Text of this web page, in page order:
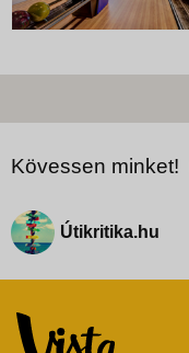
Kövessen minket!
Útikritika.hu